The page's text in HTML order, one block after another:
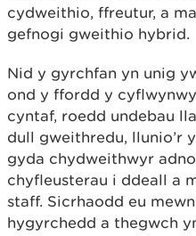
cydweithio, ffreutur, a
gefnogi gweithio hybrid.
Nid y gyrchfan yn unig
ond y ffordd y
cyntaf, roedd undebau
dull gweithredu, llunio’r
gyda chydweithwyr
chyfleusterau i ddeall a
staff. Sicrhaodd eu
hygyrchedd a thegwch